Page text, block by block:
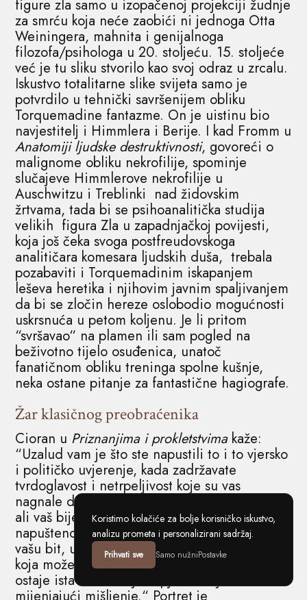
figure zla samo u izopačenoj projekciji žudnje
za smrću koja neće zaobići ni jednoga Otta
Weiningera, mahnita i genijalnoga
filozofa/psihologa u 20. stoljeću. 15. stoljeće
već je tu sliku stvorilo kao svoj odraz u zrcalu.
Iskustvo totalitarne slike svijeta samo je
potvrdilo u tehnički savršenijem obliku
Torquemadine fantazme. On je uistinu bio
navjestitelj i Himmlera i Berije. I kad Fromm u
Anatomiji ljudske destruktivnosti, govoreći o
malignome obliku nekrofilije, spominje
slučajeve Himmlerove nekrofilije u
Auschwitzu i Treblinki nad židovskim
žrtvama, tada bi se psihoanalitička studija
velikih figura Zla u zapadnjačkoj povijesti,
koja još čeka svoga postfreudovskoga
analitičara komesara ljudskih duša, trebala
pozabaviti i Torquemadinim iskapanjem
leševa heretika i njihovim javnim spaljivanjem
da bi se zločin hereze oslobodio mogućnosti
uskrsnuća u petom koljenu. Je li pritom
“svršavao“ na plamen ili sam pogled na
beživotno tijelo osuđenica, unatoč
fanatičnom obliku treninga spolne kušnje,
neka ostane pitanje za fantastične hagiografe.
Žar klasičnog preobraćenika
Cioran u Priznanjima i prokletstvimakaže:
“Uzalud vam je što ste napustili to i to vjersko
i političko uvjerenje, kada zadržavate
tvrdoglavost i netrpeljivost koje su vas
nagnale da ga usvojite. Bit ćete uvijek bijesni,
ali vaš bijes bit će usmjeren protiv
napuštenog uvjerenja: fanatizam, vezan uz
vašu bit, ustrajat će neovisno o uvjerenjima
koja možete braniti ili odbaciti. Vaša nutrina
ostaje ista i nećete je uspjeti izmijeniti
mijenjajući mišljenje.“ Portret je
Koristimo kolačiće za bolje korisničko iskustvo,
analizu prometa i personalizirani sadržaj.
Prihvati sve Samo nužniPostavke